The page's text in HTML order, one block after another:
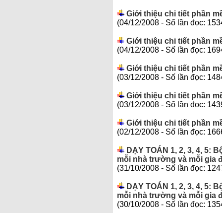
Giới thiệu chi tiết phần
(04/12/2008 - Số lần đọc:
Giới thiệu chi tiết phần
(04/12/2008 - Số lần đọc:
Giới thiệu chi tiết phần
(03/12/2008 - Số lần đọc:
Giới thiệu chi tiết phần
(03/12/2008 - Số lần đọc:
Giới thiệu chi tiết phần
(02/12/2008 - Số lần đọc:
DẠY TOÁN 1, 2, 3, 4, 5:
mỗi nhà trường và mỗi gia
(31/10/2008 - Số lần đọc:
DẠY TOÁN 1, 2, 3, 4, 5:
mỗi nhà trường và mỗi gia
(30/10/2008 - Số lần đọc: